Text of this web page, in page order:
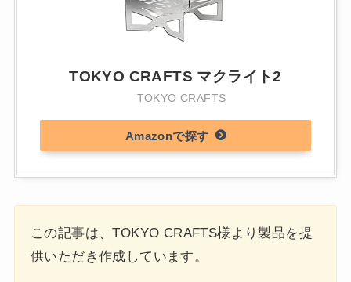
TOKYO CRAFTS マクライト2
TOKYO CRAFTS
Amazon
この記事は、TOKYO CRAFTS様より製品を提
供いただき作成しています。